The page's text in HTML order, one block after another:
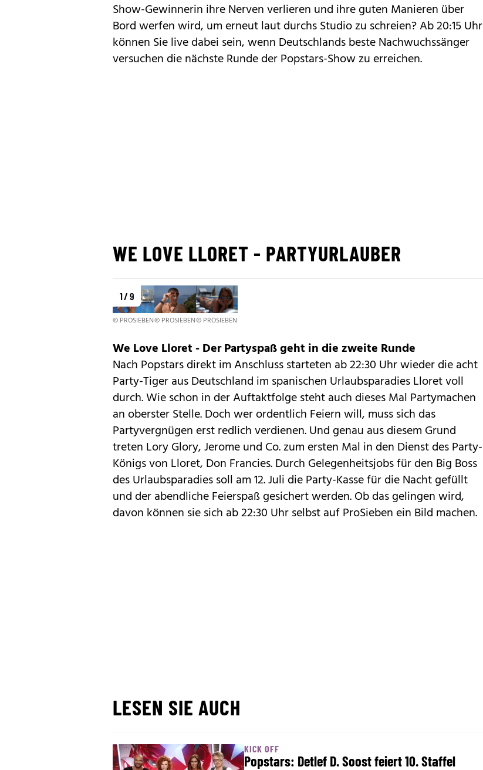
Show-Gewinnerin ihre Nerven verlieren und ihre guten Manieren über
Bord werfen wird, um erneut laut durchs Studio zu schreien? Ab 20:15 Uhr
können Sie live dabei sein, wenn Deutschlands beste Nachwuchssänger
versuchen die nächste Runde der Popstars-Show zu erreichen.
WE LOVE LLORET - PARTYURLAUBER
1 / 9
© PROSIEBEN© PROSIEBEN© PROSIEBEN
We Love Lloret - Der Partyspaß geht in die zweite Runde
Nach Popstars direkt im Anschluss starteten ab 22:30 Uhr wieder die acht
Party-Tiger aus Deutschland im spanischen Urlaubsparadies Lloret voll
durch. Wie schon in der Auftaktfolge steht auch dieses Mal Partymachen
an oberster Stelle. Doch wer ordentlich Feiern will, muss sich das
Partyvergnügen erst redlich verdienen. Und genau aus diesem Grund
treten Lory Glory, Jerome und Co. zum ersten Mal in den Dienst des Party-
Königs von Lloret, Don Francies. Durch Gelegenheitsjobs für den Big Boss
des Urlaubsparadies soll am 12. Juli die Party-Kasse für die Nacht gefüllt
und der abendliche Feierspaß gesichert werden. Ob das gelingen wird,
davon können sie sich ab 22:30 Uhr selbst auf ProSieben ein Bild machen.
LESEN SIE AUCH
KICK OFF
Popstars: Detlef D. Soost feiert 10. Staffel